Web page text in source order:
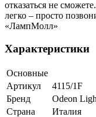
отказаться не
легко – просто
«ЛампМолл»
Характеристики
Основные
Артикул
4115/1F
Бренд
Odeon
Страна
Италия